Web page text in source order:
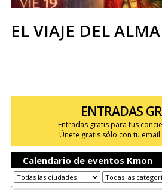
EL VIAJE DEL ALMA
ENTRADAS
Entradas gratis para tus
Únete gratis sólo con tu email
Calendario de eventos Kmon